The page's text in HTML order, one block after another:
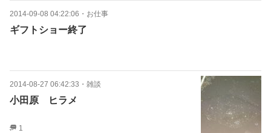
2014-09-08 04:22:06 ・ お仕事
ギフトショー終了
2014-08-27 06:42:33 ・ 雑談
小田原 ヒラメ
1